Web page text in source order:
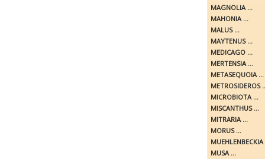
MAGNOLIA ...
MAHONIA ...
MALUS ...
MAYTENUS ...
MEDICAGO ...
MERTENSIA ...
METASEQUOIA ...
METROSIDEROS
MICROBIOTA ...
MISCANTHUS ...
MITRARIA ...
MORUS ...
MUEHLENBECKIA
MUSA ...